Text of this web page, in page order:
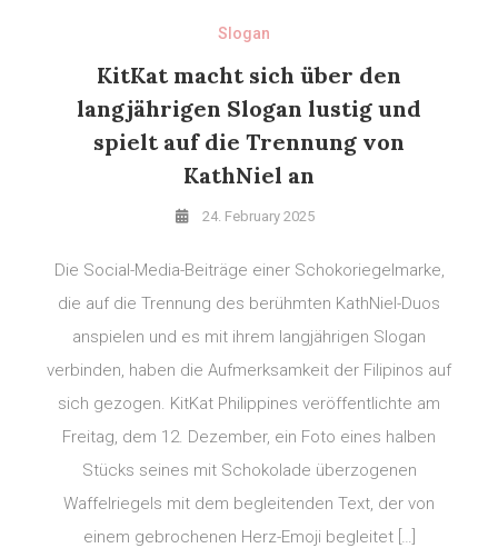
Slogan
KitKat macht sich über den
langjährigen Slogan lustig und
spielt auf die Trennung von
KathNiel an
24. February 2025
Die Social-Media-Beiträge einer Schokoriegelmarke,
die auf die Trennung des berühmten KathNiel-Duos
anspielen und es mit ihrem langjährigen Slogan
verbinden, haben die Aufmerksamkeit der Filipinos auf
sich gezogen. KitKat Philippines veröffentlichte am
Freitag, dem 12. Dezember, ein Foto eines halben
Stücks seines mit Schokolade überzogenen
Waffelriegels mit dem begleitenden Text, der von
einem gebrochenen Herz-Emoji begleitet […]